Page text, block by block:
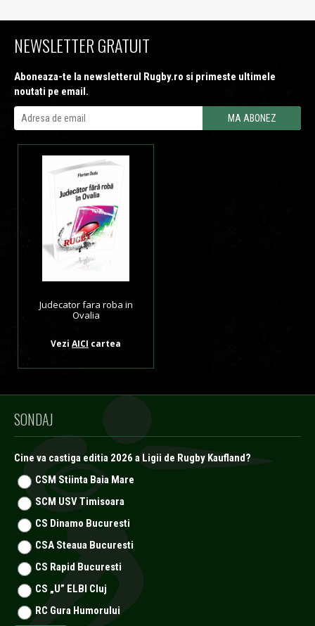
NEWSLETTER GRATUIT
Aboneaza-te la newsletterul Rugby.ro si primeste ultimele
noutati pe email.
Judecator fara roba in
Ovalia
Vezi AICI cartea
SONDAJ
Cine va castiga editia 2026 a Ligii de Rugby Kaufland?
CSM Stiinta Baia Mare
SCM USV Timisoara
CS Dinamo Bucuresti
CSA Steaua Bucuresti
CS Rapid Bucuresti
CS „U” ELBI Cluj
RC Gura Humorului